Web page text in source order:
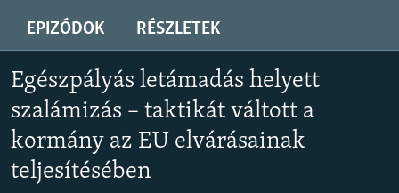
tartalomjegyzékre
Ugrás
keresésre
ELEMZŐ
NER15
SZABADON
TÁRSADALOM
Spotify
Feliratkozás
EPIZÓDOK RÉSZLETEK
Egészpályás letámadás helyett
szalámizás – taktikát váltott a
kormány az EU elvárásainak
teljesítésében